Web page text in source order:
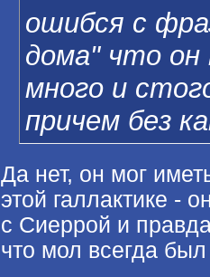
ошибся с
дома" что он
много и
причем без
Да нет, он мог
этой галлактике -
с Сиеррой и
что мол всегда